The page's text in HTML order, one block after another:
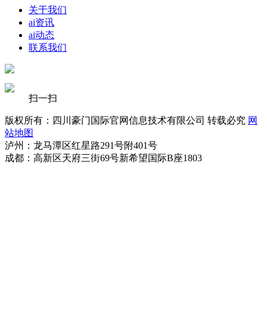
关于我们
ai资讯
ai动态
联系我们
扫一扫
版权所有：四川豪门国际官网信息技术有限公司 转载必究 网
站地图
泸州：龙马潭区红星路291号附401号
成都：高新区天府三街69号新希望国际B座1803